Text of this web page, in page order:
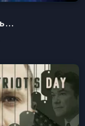
Руби Гильман: Приключения кракена-подростка